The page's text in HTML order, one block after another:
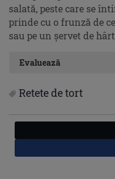
salată, peste care se
prinde cu o frunză de
sau pe un şervet de
Evaluează
Retete de tort